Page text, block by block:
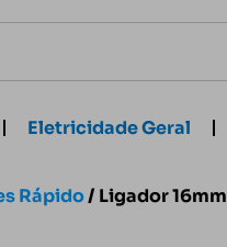
Eletricidade Geral
Rápido/ Ligador